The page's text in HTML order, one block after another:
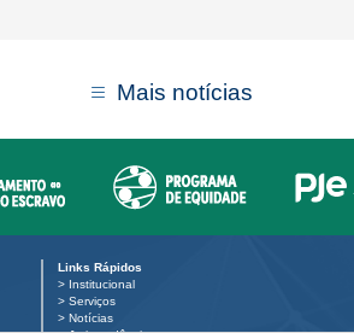
Mais notícias
Links Rápidos
> Institucional
> Serviços
> Notícias